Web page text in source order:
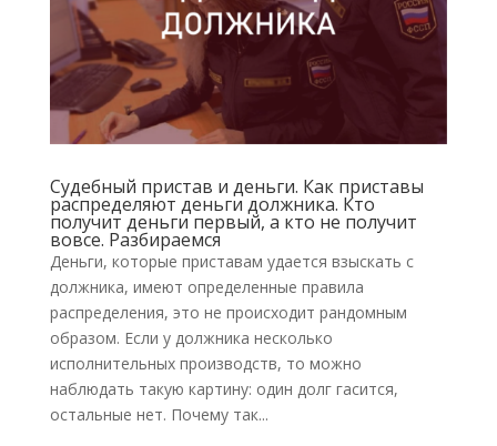
Судебный пристав и деньги. Как приставы
распределяют деньги должника. Кто
получит деньги первый, а кто не получит
вовсе. Разбираемся
Деньги, которые приставам удается взыскать с
должника, имеют определенные правила
распределения, это не происходит рандомным
образом. Если у должника несколько
исполнительных производств, то можно
наблюдать такую картину: один долг гасится,
остальные нет. Почему так...